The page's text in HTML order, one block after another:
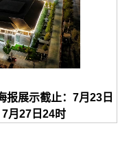
报展示截止：7月23日
月27日24时